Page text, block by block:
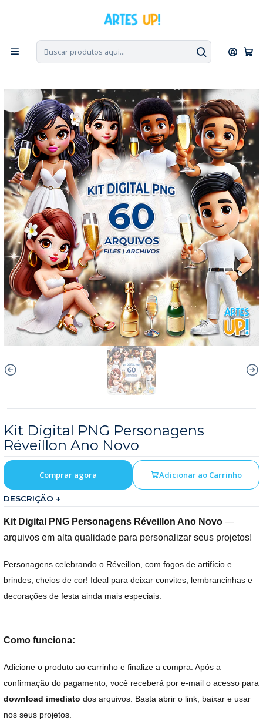
Escolha seu idioma. Change the language. Cambia el
Início Kit Digital
Kit Digital PNG Personagens Réveillon Ano Novo
Kit Digital PNG Personagens
Réveillon Ano Novo
Adicionar ao Carrinho
Comprar agora
DESCRIÇÃO ↓
Kit Digital PNG Personagens Réveillon Ano Novo —
arquivos em alta qualidade para personalizar seus projetos!
Personagens celebrando o Réveillon, com fogos de artifício e
brindes, cheios de cor! Ideal para deixar convites, lembrancinhas e
decorações de festa ainda mais especiais.
Como funciona:
Adicione o produto ao carrinho e finalize a compra. Após a
confirmação do pagamento, você receberá por e-mail o acesso para
download imediato dos arquivos. Basta abrir o link, baixar e usar
nos seus projetos.